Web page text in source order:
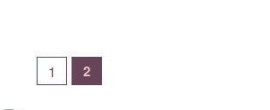
1 2